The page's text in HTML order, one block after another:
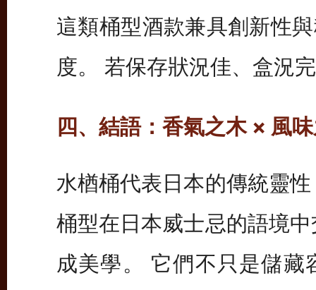
這類桶型酒款兼具創新性
度。 若保存狀況佳、盒況
四、結語：香氣之木 × 風
水楢桶代表日本的傳統靈
桶型在日本威士忌的語境
成美學。 它們不只是儲